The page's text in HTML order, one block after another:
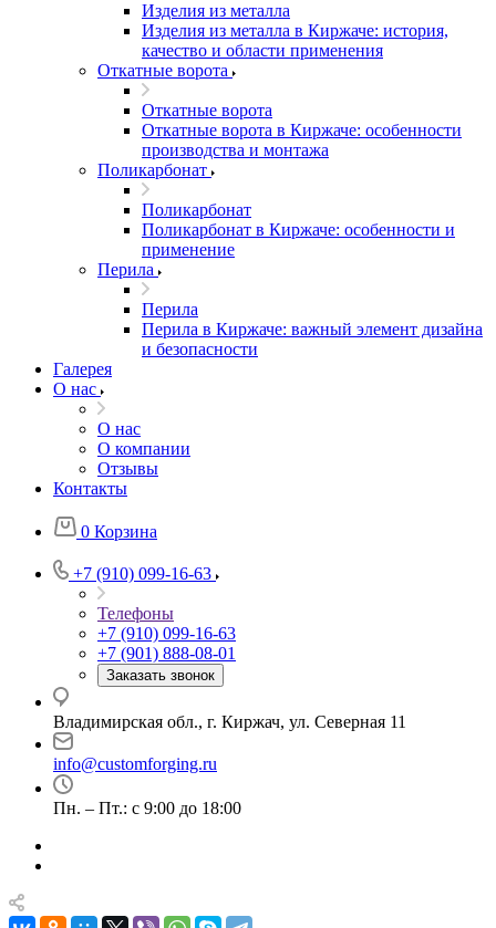
Изделия из металла
Изделия из металла в Киржаче: история,
качество и области применения
Откатные ворота
Откатные ворота
Откатные ворота в Киржаче: особенности
производства и монтажа
Поликарбонат
Поликарбонат
Поликарбонат в Киржаче: особенности и
применение
Перила
Перила
Перила в Киржаче: важный элемент дизайна
и безопасности
Галерея
О нас
О нас
О компании
Отзывы
Контакты
0 Корзина
+7 (910) 099-16-63
Телефоны
+7 (910) 099-16-63
+7 (901) 888-08-01
Заказать звонок
Владимирская обл., г. Киржач, ул. Северная 11
info@customforging.ru
Пн. – Пт.: с 9:00 до 18:00